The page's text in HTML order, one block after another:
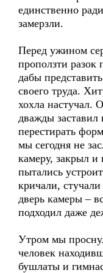
единственно
замерзли.
Перед ужином
проползти
дабы
своего труда.
хохла
дважды заставил
перестирать
мы сегодня не
камеру, закрыл
пытались
кричали,
дверь камеры –
подходил даже
Утром мы
человек
бушлаты и